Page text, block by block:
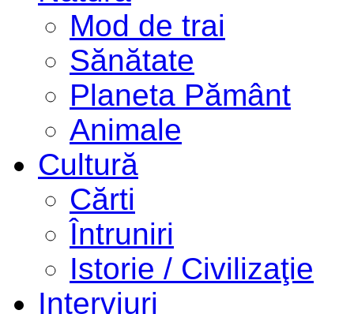
Mod de trai
Sănătate
Planeta Pământ
Animale
Cultură
Cărti
Întruniri
Istorie / Civilizaţie
Interviuri